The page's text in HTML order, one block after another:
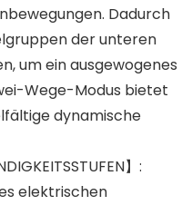
Dadurch
der unteren
um ein ausgewogenes
Wege-Modus bietet
dynamische
】:
elektrischen